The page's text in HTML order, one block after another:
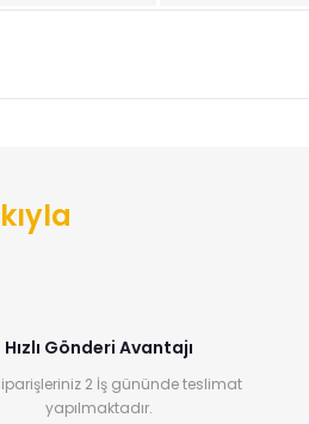
Hızlı Gönderi Avantajı
2 İş gününde teslimat
yapılmaktadır.